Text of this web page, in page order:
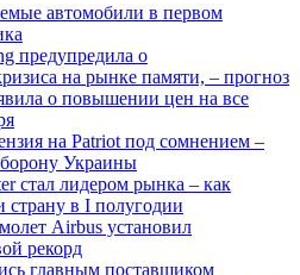
автомобили в первом
предупредила о
на рынке памяти, – прогноз
о повышении цен на все
на Patriot под сомнением –
Украины
стал лидером рынка – как
страну в I полугодии
Airbus установил
рекорд
главным поставщиком